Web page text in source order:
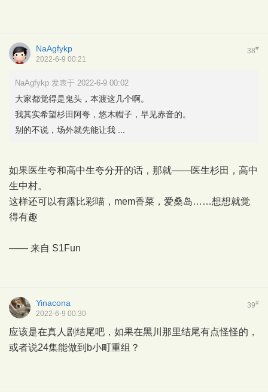
38#
NaAgfykp
2022-6-9 00:21
NaAgfykp 发表于 2022-6-9 00:02
大家都觉得是鬼头，本渡这几个啊。
我其实希望杉田阿夸，悠木帽子，早见赤音的。
别的不说，场外就先能让我 ...
如果医生夸和高中生夸分开的话，那就——医生杉田，高中
生中村。
这样还可以有露比彩喵，mem香菜，爱桑岛……想想就觉
得有趣
—— 来自 S1Fun
39#
Yinacona
2022-6-9 00:30
应该是在真人剧结尾吧，如果在黑川那里结尾有点怪怪的，
或者说24集能做到b小町重组？